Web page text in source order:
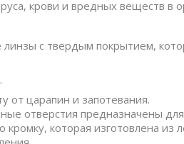
крови и вредных веществ в
линзы с твердым покрытием,
от царапин и запотевания.
отверстия предназначены
кромку, которая изготовлена из